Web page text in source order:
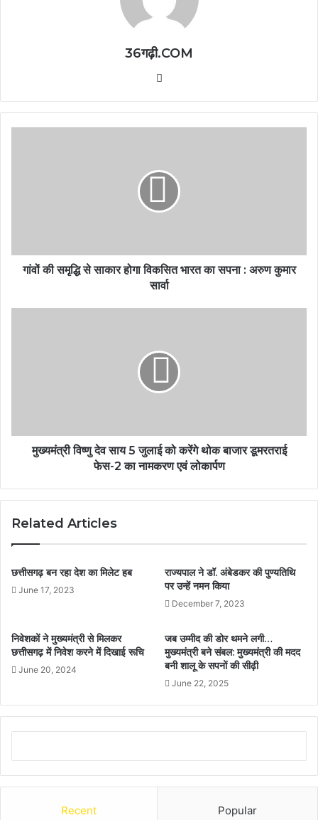
36गढ़ी.COM
गांवों की समृद्धि से साकार होगा विकसित भारत का सपना : अरुण कुमार
सार्वा
मुख्यमंत्री विष्णु देव साय 5 जुलाई को करेंगे थोक बाजार डूमरतराई
फेस-2 का नामकरण एवं लोकार्पण
Related Articles
छत्तीसगढ़ बन रहा देश का मिलेट हब
June 17, 2023
राज्यपाल ने डॉ. अंबेडकर की पुण्यतिथि
पर उन्हें नमन किया
December 7, 2023
निवेशकों ने मुख्यमंत्री से मिलकर
छत्तीसगढ़ में निवेश करने में दिखाई रूचि
June 20, 2024
जब उम्मीद की डोर थमने लगी…
मुख्यमंत्री बने संबल: मुख्यमंत्री की मदद
बनी शालू के सपनों की सीढ़ी
June 22, 2025
Recent Popular